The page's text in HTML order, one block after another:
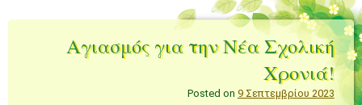
Αγιασμός για την Νέα Σχολική
Χρονιά!
Posted on 9 Σεπτεμβρίου 2023